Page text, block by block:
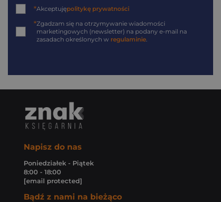
*Akceptujępolitykę prywatności
*Zgadzam się na otrzymywanie wiadomości
marketingowych (newsletter) na podany e-mail na
zasadach określonych w regulaminie.
Napisz do nas
Poniedziałek - Piątek
8:00 - 18:00
[email protected]
Bądź z nami na bieżąco